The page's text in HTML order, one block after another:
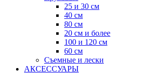
25 и 30 см
40 см
80 см
20 см и более
100 и 120 см
60 см
Съемные и лески
АКСЕССУАРЫ